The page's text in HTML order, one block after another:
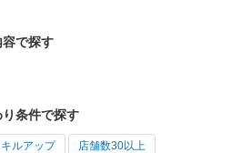
で探す
条件で探す
キルアップ 店舗数30以上